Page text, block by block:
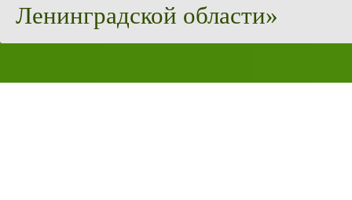
Ленинградской области»